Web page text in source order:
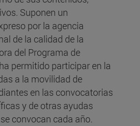
Suponen un
por la agencia
de la calidad de la
del Programa de
permitido participar en la
a la movilidad de
en las convocatorias
y de otras ayudas
convocan cada año.